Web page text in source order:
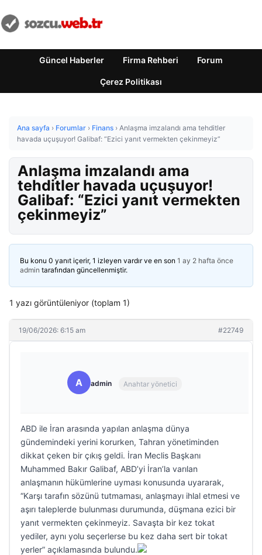
Güncel Haberler Firma Rehberi Forum
Çerez Politikası
Ana sayfa › Forumlar › Finans › Anlaşma imzalandı ama tehditler
havada uçuşuyor! Galibaf: “Ezici yanıt vermekten çekinmeyiz”
Anlaşma imzalandı ama
tehditler havada uçuşuyor!
Galibaf: “Ezici yanıt vermekten
çekinmeyiz”
Bu konu 0 yanıt içerir, 1 izleyen vardır ve en son 1 ay 2 hafta önce
admin tarafından güncellenmiştir.
1 yazı görüntüleniyor (toplam 1)
19/06/2026: 6:15 am #22749
A admin Anahtar yönetici
ABD ile İran arasında yapılan anlaşma dünya
gündemindeki yerini korurken, Tahran yönetiminden
dikkat çeken bir çıkış geldi. İran Meclis Başkanı
Muhammed Bakır Galibaf, ABD’yi İran’la varılan
anlaşmanın hükümlerine uyması konusunda uyararak,
“Karşı tarafın sözünü tutmaması, anlaşmayı ihlal etmesi ve
aşırı taleplerde bulunması durumunda, düşmana ezici bir
yanıt vermekten çekinmeyiz. Savaşta bir kez tokat
yediler, aynı yolu seçerlerse bu kez daha sert bir tokat
yerler” açıklamasında bulundu.